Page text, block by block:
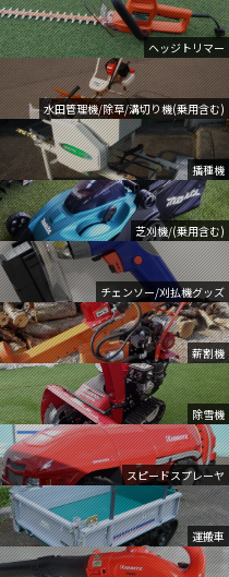
ヘッジトリマー
水田管理機/除草/溝切り機(乗用含む)
播種機
芝刈機/(乗用含む)
チェンソー/刈払機グッズ
薪割機
除雪機
スピードスプレーヤ
運搬車